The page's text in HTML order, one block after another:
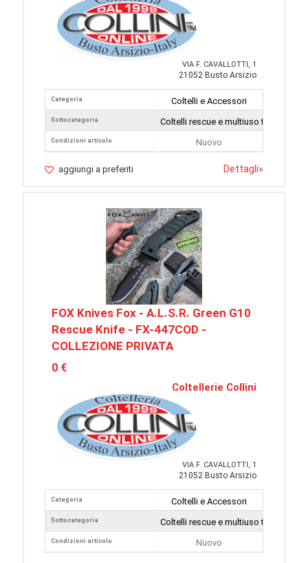
VIA F. CAVALLOTTI, 1
21052 Busto Arsizio
Categoria
Sottocategoria
Condizioni articolo
Coltelli e Accessori
Coltelli rescue e multiuso tattici
Nuovo
aggiungi a preferiti Dettagli»
FOX Knives Fox - A.L.S.R. Green G10
Rescue Knife - FX-447COD -
COLLEZIONE PRIVATA
0 €
Coltellerie Collini
VIA F. CAVALLOTTI, 1
21052 Busto Arsizio
Categoria
Sottocategoria
Condizioni articolo
Coltelli e Accessori
Coltelli rescue e multiuso tattici
Nuovo